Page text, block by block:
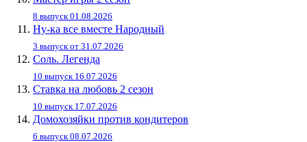
8 выпуск 01.08.2026
Ну-ка все вместе Народный
3 выпуск от 31.07.2026
Соль. Легенда
10 выпуск 16.07.2026
Ставка на любовь 2 сезон
10 выпуск 17.07.2026
Домохозяйки против кондитеров
6 выпуск 08.07.2026